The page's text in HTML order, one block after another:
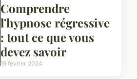
Comprendre
l'hypnose régressive
: tout ce que vous
devez savoir
19 février 2024